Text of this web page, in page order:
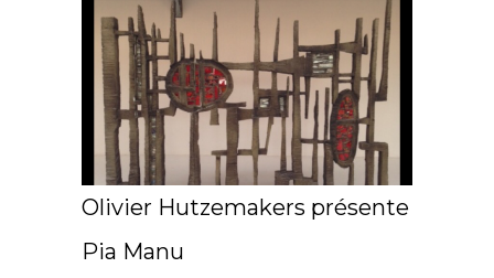
Olivier Hutzemakers présente
Pia Manu